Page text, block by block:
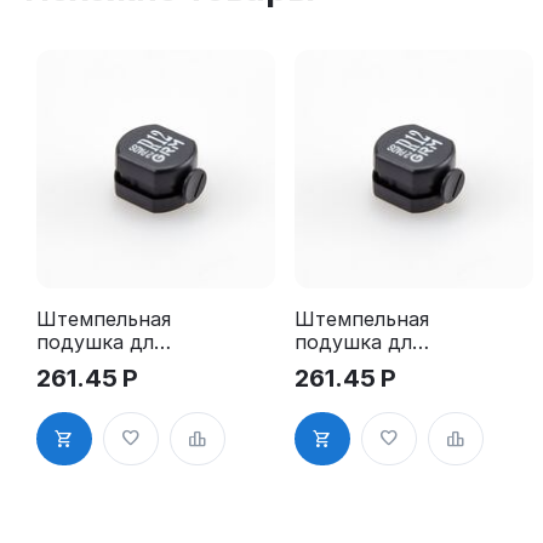
Штемпельная
подушка для
GRM R12
2Pads
261.45 Р
Штемпельная
подушка для
GRM R12
2Pads, синяя
261.45 Р